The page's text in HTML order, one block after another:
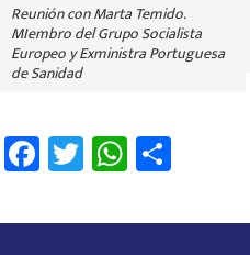
Reunión con Marta Temido.
MIembro del Grupo Socialista
Europeo y Exministra Portuguesa
de Sanidad
Fa
ce
b
T
wi
tt
W
h
at m